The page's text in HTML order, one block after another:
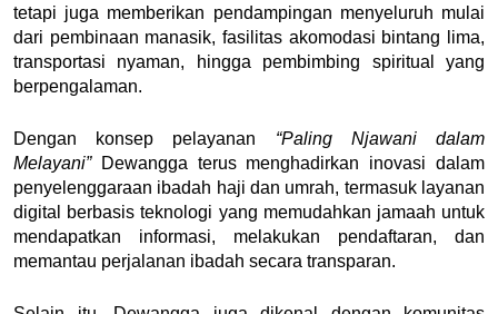
tetapi juga memberikan pendampingan menyeluruh mulai
dari pembinaan manasik, fasilitas akomodasi bintang lima,
transportasi nyaman, hingga pembimbing spiritual yang
berpengalaman.
Dengan konsep pelayanan “Paling Njawani dalam
Melayani”Dewangga terus menghadirkan inovasi dalam
penyelenggaraan ibadah haji dan umrah, termasuk layanan
digital berbasis teknologi yang memudahkan jamaah untuk
mendapatkan informasi, melakukan pendaftaran, dan
memantau perjalanan ibadah secara transparan.